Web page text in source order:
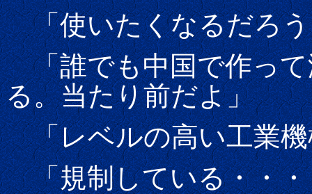
「使いたくなるだろ
「誰でも中国で作って
る。当たり前だよ」
「レベルの高い工業機
「規制している・・・